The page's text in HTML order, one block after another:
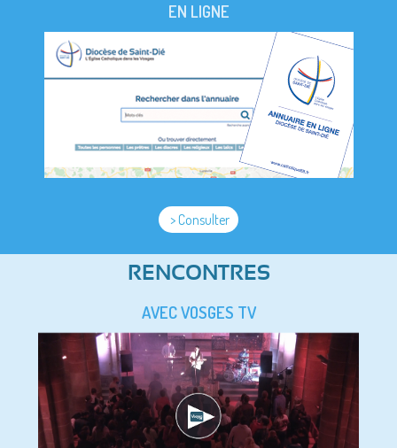
EN LIGNE
> Consulter
RENCONTRES
AVEC VOSGES TV